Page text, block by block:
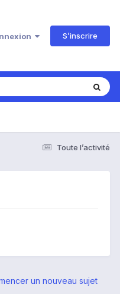
S’inscrire
Toute l’activité
un nouveau sujet